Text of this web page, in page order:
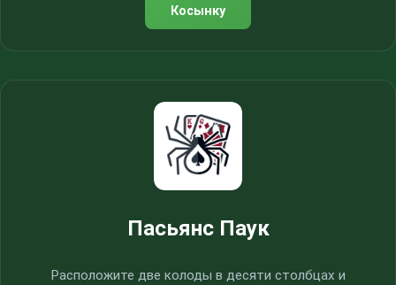
Косынку
Пасьянс Паук
Расположите две колоды в десяти столбцах и